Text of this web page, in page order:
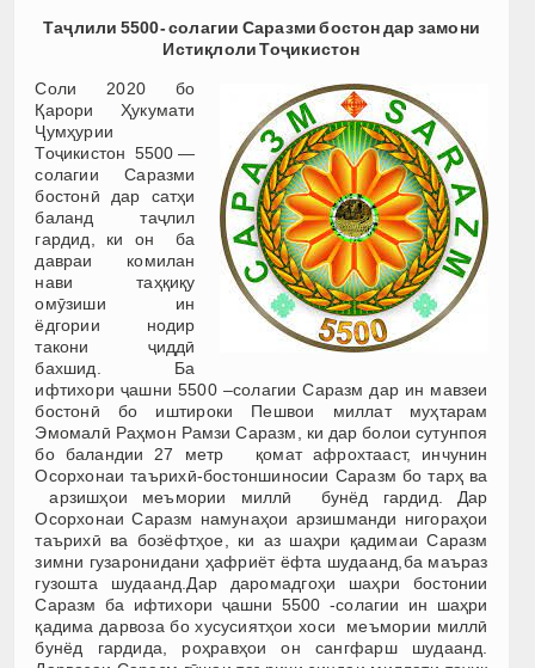
Таҷлили 5500- солагии Саразми бостон дар замони
Истиқлоли Тоҷикистон
Соли 2020 бо
Қарори Ҳукумати
Ҷумҳурии
Тоҷикистон 5500 —
солагии Саразми
бостонӣ дар сатҳи
баланд таҷлил
гардид, ки он ба
давраи комилан
нави таҳқиқу
омӯзиши ин
ёдгории нодир
такони ҷиддӣ
бахшид. Ба
ифтихори ҷашни 5500 –солагии Саразм дар ин мавзеи
бостонӣ бо иштироки Пешвои миллат муҳтарам
Эмомалӣ Раҳмон Рамзи Саразм, ки дар болои сутунпоя
бо баландии 27 метр қомат афрохтааст, инчунин
Осорхонаи таърихӣ-бостоншиносии Саразм бо тарҳ ва
арзишҳои меъмории миллӣ бунёд гардид. Дар
Осорхонаи Саразм намунаҳои арзишманди нигораҳои
таърихӣ ва бозёфтҳое, ки аз шаҳри қадимаи Саразм
зимни гузаронидани ҳафриёт ёфта шудаанд,ба маъраз
гузошта шудаанд.Дар даромадгоҳи шаҳри бостонии
Саразм ба ифтихори ҷашни 5500 -солагии ин шаҳри
қадима дарвоза бо хусусиятҳои хоси меъмории миллӣ
бунёд гардида, роҳравҳои он сангфарш шудаанд.